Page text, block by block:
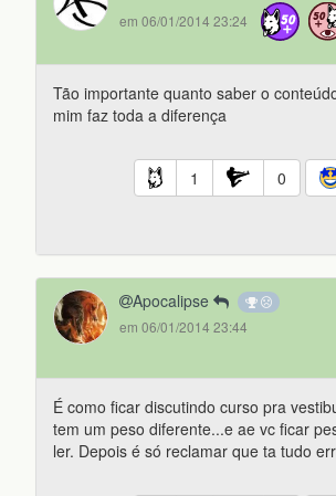
em 06/01/2014 23:24
Tão importante quanto saber o
mim faz toda a diferença
1 0
Apocalipse
em 06/01/2014 23:44
É como ficar discutindo curso pra
tem um peso diferente...e ae vc ficar
ler. Depois é só reclamar que ta tudo